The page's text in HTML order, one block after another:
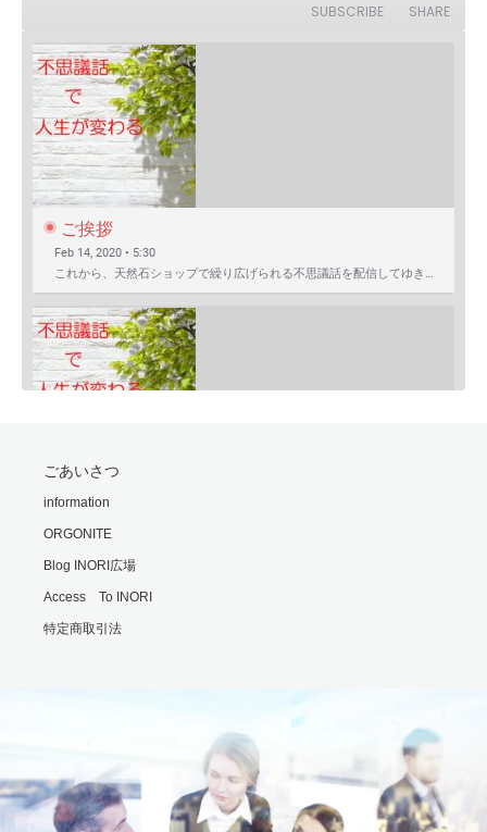
SUBSCRIBE SHARE
RSS FEED
SHARE
EMBED
ご挨拶
Feb 14, 2020 • 5:30
これから、天然石ショップで繰り広げられる不思議話を配信してゆきます。 まずは自己紹介を含めたご挨拶か…
モリオンは明智小五郎
Feb 25, 2020 • 6:00
霊の世界では時間や形の概念がないといます。 それもまた不便なもんだと思います・・・ ※内容は普段配信…
ごあいさつ
information
ORGONITE
Blog INORI広場
Access To INORI
特定商取引法